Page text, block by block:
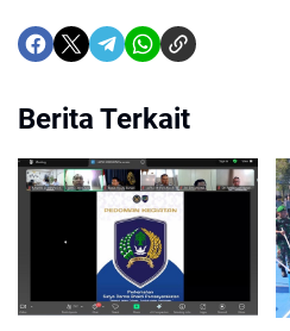
Berita Terkait